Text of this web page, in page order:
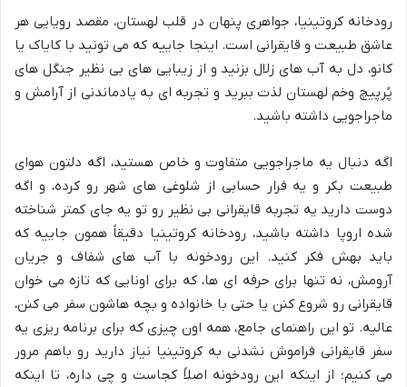
رودخانه کروتینیا، جواهری پنهان در قلب لهستان، مقصد رویایی هر
عاشق طبیعت و قایقرانی است. اینجا جاییه که می تونید با کایاک یا
کانو، دل به آب های زلال بزنید و از زیبایی های بی نظیر جنگل های
پُرپیچ وخم لهستان لذت ببرید و تجربه ای به یادماندنی از آرامش و
ماجراجویی داشته باشید.
اگه دنبال یه ماجراجویی متفاوت و خاص هستید، اگه دلتون هوای
طبیعت بکر و یه فرار حسابی از شلوغی های شهر رو کرده، و اگه
دوست دارید یه تجربه قایقرانی بی نظیر رو تو یه جای کمتر شناخته
شده اروپا داشته باشید، رودخانه کروتینیا دقیقاً همون جاییه که
باید بهش فکر کنید. این رودخونه با آب های شفاف و جریان
آرومش، نه تنها برای حرفه ای ها، که برای اونایی که تازه می خوان
قایقرانی رو شروع کنن یا حتی با خانواده و بچه هاشون سفر می کنن،
عالیه. تو این راهنمای جامع، همه اون چیزی که برای برنامه ریزی یه
سفر قایقرانی فراموش نشدنی به کروتینیا نیاز دارید رو باهم مرور
می کنیم؛ از اینکه این رودخونه اصلاً کجاست و چی داره، تا اینکه